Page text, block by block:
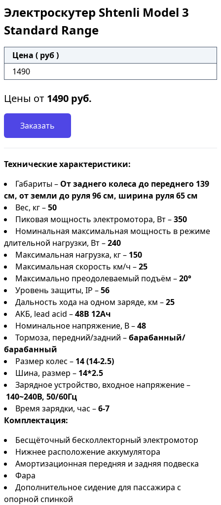
Электроскутер Shtenli Model 3
Standard Range
Цена ( руб )
1490
Цены от 1490 руб.
Заказать
Технические характеристики:
Габариты – От заднего колеса до переднего 139
см, от земли до руля 96 см, ширина руля 65 см
Вес, кг –50
Пиковая мощность электромотора, Вт –350
Номинальная максимальная мощность в режиме
длительной нагрузки, Вт –240
Максимальная нагрузка, кг – 150
Максимальная скорость км/ч –25
Максимально преодолеваемый подъём –20°
Уровень защиты, IP –56
Дальность хода на одном заряде, км –25
АКБ, lead acid –48В 12Ач
Номинальное напряжение, В –48
Тормоза, передний/задний –барабанный/
барабанный
Размер колес – 14 (14-2.5)
Шина, размер – 14*2.5
Зарядное устройство, входное напряжение –
140~240В, 50/60Гц
Время зарядки, час –6-7
Комплектация:
Бесщёточный бесколлекторный электромотор
Нижнее расположение аккумулятора
Амортизационная передняя и задняя подвеска
Фара
Дополнительное сидение для пассажира с
опорной спинкой